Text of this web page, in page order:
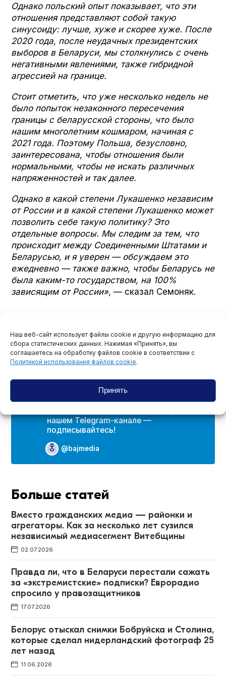
Наш веб-сайт использует файлы cookie и другую информацию для
сбора статистических данных. Нажимая «Принять», вы
соглашаетесь на обработку файлов cookie в соответствии с
Политикой использования файлов cookie.
Принять
Однако польский опыт показывает, что эти
отношения представляют собой такую
синусоиду: лучше, хуже и скорее хуже. После
2020 года, после неудачных президентских
выборов в Беларуси, мы столкнулись с очень
негативными явлениями, также гибридной
агрессией на границе.
Стоит отметить, что уже несколько недель не
было попыток незаконного пересечения
границы с беларусской стороны, что было
нашим многолетним кошмаром, начиная с
2021 года. Поэтому Польша, безусловно,
заинтересована, чтобы отношения были
нормальными, чтобы не искать различных
напряженностей и так далее.
Однако в какой степени Лукашенко независим
от России и в какой степени Лукашенко может
позволить себе такую политику? Это
отдельные вопросы. Мы следим за тем, что
происходит между Соединенными Штатами и
Беларусью, и я уверен — обсуждаем это
ежедневно — также важно, чтобы Беларусь не
была каким-то государством, на 100%
зависящим от России», — сказал Семоняк.
Делитесь новостями в социальных сетях
нашем Telegram-канале —
подписывайтесь!
@bajmedia
Больше статей
Вместо гражданских медиа — районки и
агрегаторы. Как за несколько лет сузился
независимый медиасегмент Витебщины
02.07.2026
Правда ли, что в Беларуси перестали сажать
за «экстремистские» подписки? Еврорадио
спросило у правозащитников
17.07.2026
Белорус отыскал снимки Бобруйска и Столина,
которые сделал нидерландский фотограф 25
лет назад
11.06.2026